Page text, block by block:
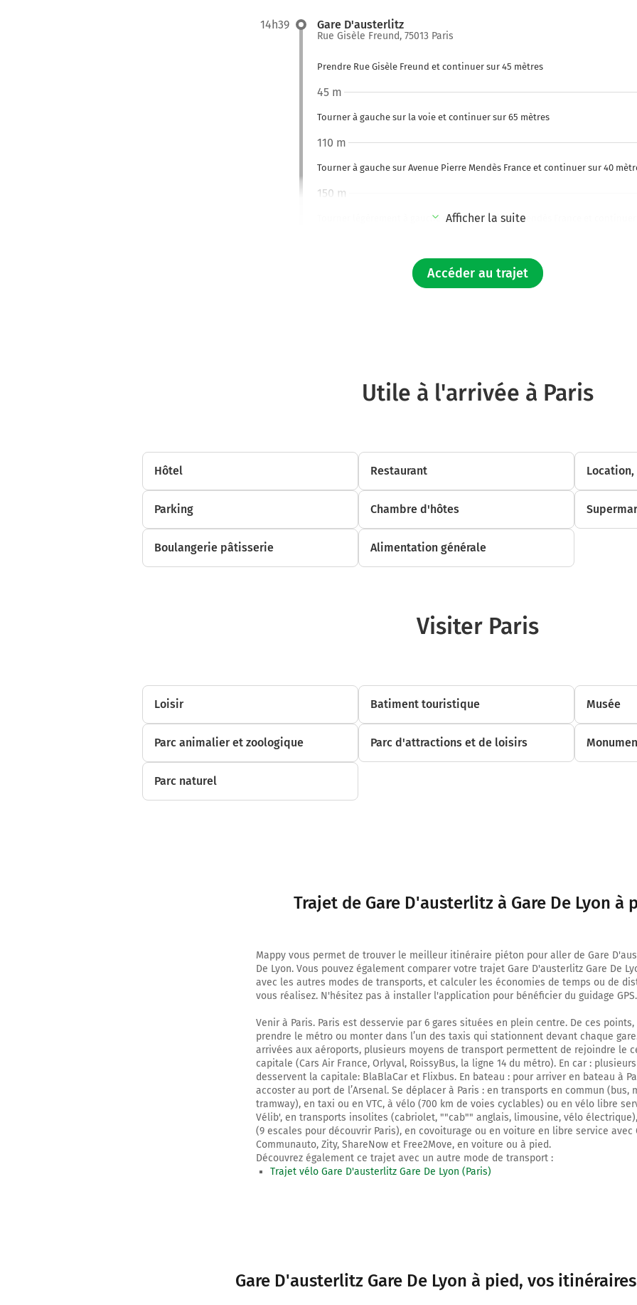
14h39 Gare D'austerlitz
Rue Gisèle Freund, 75013 Paris
Prendre Rue Gisèle Freund et continuer sur 45 mètres
Tourner à gauche sur la voie et continuer sur 65 mètres
45 m
Tourner à gauche sur Avenue Pierre Mendès France et continuer sur 40
110 m
Tourner légèrement à gauche sur Avenue Pierre Mendès France et continuer
150 m
Tourner légèrement à droite sur Pont Charles de Gaulle et continuer sur 450
Pont Charles de Gaulle
Tourner à gauche sur la voie et continuer sur 30 mètres
Gare De Lyon
Afficher la suite
Accéder au trajet
Utile à l'arrivée à Paris
Hôtel Restaurant
Parking Chambre d'hôtes
Boulangerie pâtisserie Alimentation générale
Visiter Paris
Loisir Batiment touristique Musée
Parc animalier et zoologique Parc d'attractions et de loisirs
Parc naturel
Trajet de Gare D'austerlitz à Gare De Lyon à
Mappy vous permet de trouver le meilleur itinéraire piéton pour aller de Gare
De Lyon. Vous pouvez également comparer votre trajet Gare D'austerlitz Gare De
avec les autres modes de transports, et calculer les économies de temps ou de
vous réalisez. N'hésitez pas à installer l'application pour bénéficier du guidage GPS.
Venir à Paris. Paris est desservie par 6 gares situées en plein centre. De ces
prendre le métro ou monter dans l’un des taxis qui stationnent devant chaque
arrivées aux aéroports, plusieurs moyens de transport permettent de rejoindre le
capitale (Cars Air France, Orlyval, RoissyBus, la ligne 14 du métro). En car :
desservent la capitale: BlaBlaCar et Flixbus. En bateau : pour arriver en bateau à
accoster au port de l’Arsenal. Se déplacer à Paris : en transports en commun (bus,
tramway), en taxi ou en VTC, à vélo (700 km de voies cyclables) ou en vélo libre
Vélib', en transports insolites (cabriolet, ""cab"" anglais, limousine, vélo
(9 escales pour découvrir Paris), en covoiturage ou en voiture en libre service avec
Communauto, Zity, ShareNow et Free2Move, en voiture ou à pied.
Découvrez également ce trajet avec un autre mode de transport :
Trajet vélo Gare D'austerlitz Gare De Lyon (Paris)
Gare D'austerlitz Gare De Lyon à pied, vos